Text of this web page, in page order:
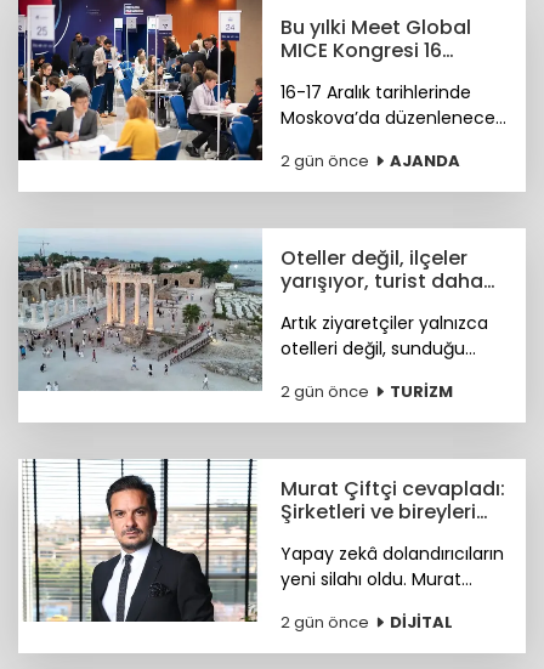
Badger'ın marka ağına
katıldı.
Bu yılki Meet Global
MICE Kongresi 16
16-17 Aralık tarihlerinde
Moskova’da düzenlenecek
Congress (MGMC),
Türkiye’nin MICE uzmanları
sunmaya hazırlanıyor.
2 gün önce AJANDA
Oteller değil, ilçeler
yarışıyor, turist daha
Artık ziyaretçiler yalnızca
otelleri değil, sunduğu
sosyal yaşamı ve fiyat-
performans avantajıyla
2 gün önce TURİZM
Murat Çiftçi cevapladı:
Şirketleri ve bireyleri
neler?
Yapay zekâ dolandırıcıların
yeni silahı oldu. Murat
bekleyen siber riskler
neler? sorusunu cevapladı.
2 gün önce DİJİTAL